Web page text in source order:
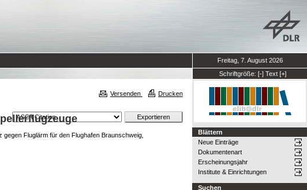
Freitag, 7. August 2026
Schriftgröße: [-] Text [+]
Versenden Drucken
gegen Fluglärm für den Flughafen Braunschweig,
Blättern
Neue Einträge
Dokumentenart
Erscheinungsjahr
Institute & Einrichtungen
Suchen